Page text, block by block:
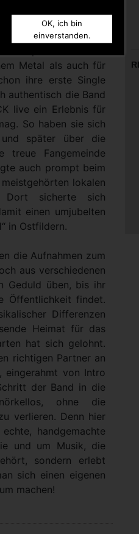
OK, ich bin
einverstanden.
das Trio. Im
Debütalbum. „Evil
aus fiesen Riffs,
Livepower. Bestens
Metal als auch für
ihre erste Single
authentisch die Band
live ein Erlebnis für
So haben sie sich
später über die
treue Fangemeinde
auch prompt beim
lokalen
Dort sicherte sich
einen umjubelten
in Ostfildern.
die Aufnahmen zum
aus verschiedenen
Geduld üben, bis ihr
Öffentlichkeit findet.
Differenzen
Heimat für das
hat sich gelohnt.
richtigen Partner an
eingerahmt von Intro
der Band in die
ohne die
verlieren. Denn hier
handgemachte
und um Musik, die
sondern erlebt
sich einen eigenen
machen!